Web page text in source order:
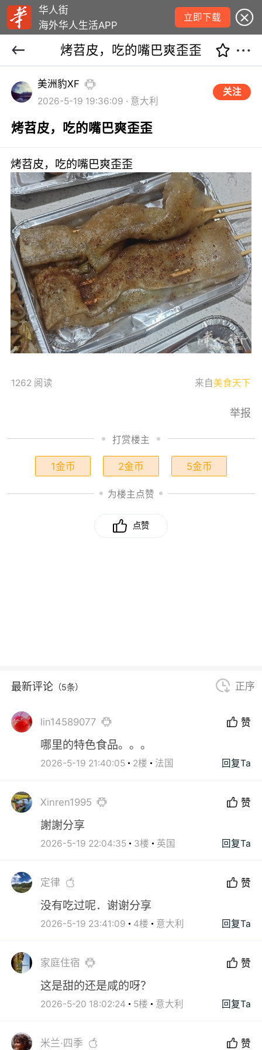
华人街
海外华人生活APP
立即下载
烤苕皮，吃的嘴巴爽歪歪
美洲豹XF
2026-5-19 19:36:09 · 意大利
关注
烤苕皮，吃的嘴巴爽歪歪
烤苕皮，吃的嘴巴爽歪歪
1262 阅读 来自美食天下
举报
打赏楼主
1金币 2金币 5金币
为楼主点赞
点赞
最新评论 （5条） 正序
lin14589077 赞
哪里的特色食品。。。
2026-5-19 21:40:05 2楼 法国 回复Ta
Xinren1995 赞
謝謝分享
2026-5-19 22:04:35 3楼 英国 回复Ta
定律 赞
没有吃过呢．谢谢分享
2026-5-19 23:41:09 4楼 意大利 回复Ta
家庭住宿 赞
这是甜的还是咸的呀？
2026-5-20 18:02:24 5楼 意大利 回复Ta
米兰·四季 赞